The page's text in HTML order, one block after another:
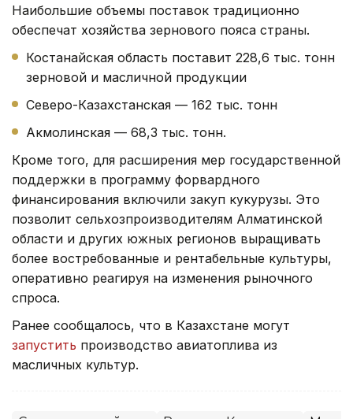
Наибольшие объемы поставок традиционно
обеспечат хозяйства зернового пояса страны.
Костанайская область поставит 228,6 тыс. тонн
зерновой и масличной продукции
Северо-Казахстанская — 162 тыс. тонн
Акмолинская — 68,3 тыс. тонн.
Кроме того, для расширения мер государственной
поддержки в программу форвардного
финансирования включили закуп кукурузы. Это
позволит сельхозпроизводителям Алматинской
области и других южных регионов выращивать
более востребованные и рентабельные культуры,
оперативно реагируя на изменения рыночного
спроса.
Ранее сообщалось, что в Казахстане могут
запустить производство авиатоплива из
масличных культур.